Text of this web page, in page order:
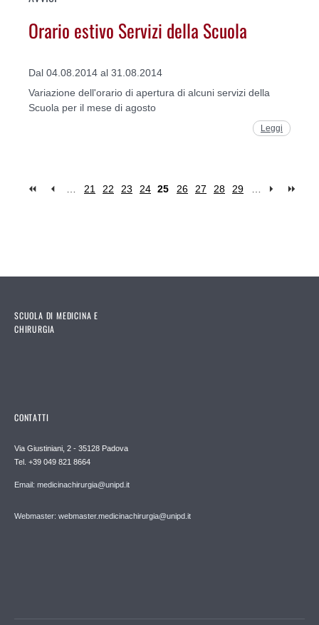
Orario estivo Servizi della Scuola
Dal 04.08.2014 al 31.08.2014
Variazione dell'orario di apertura di alcuni servizi della
Scuola per il mese di agosto
Leggi
… 21 22 23 24 25 26 27 28 29 …
SCUOLA DI MEDICINA E
CHIRURGIA
CONTATTI
Via Giustiniani, 2 - 35128 Padova
Tel. +39 049 821 8664
Email: medicinachirurgia@unipd.it
Webmaster: webmaster.medicinachirurgia@unipd.it